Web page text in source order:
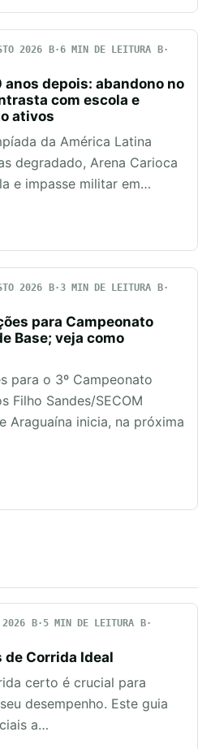
2026
6 MIN DE LEITURA
anos depois: abandono no
com escola e
ativos
da América Latina
degradado, Arena Carioca
e impasse militar em…
2026
3 MIN DE LEITURA
para Campeonato
Base; veja como
para o 3º Campeonato
Filho Sandes/SECOM
Araguaína inicia, na próxima
2026
5 MIN DE LEITURA
de Corrida Ideal
certo é crucial para
desempenho. Este guia
a…